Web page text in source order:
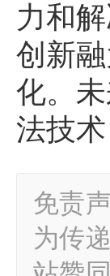
力和
创新
化。
法技
免责
为传